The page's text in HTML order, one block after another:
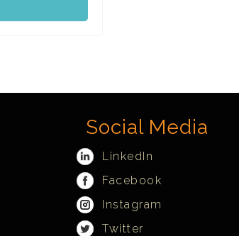
Social Media
LinkedIn
Facebook
Instagram
Twitter